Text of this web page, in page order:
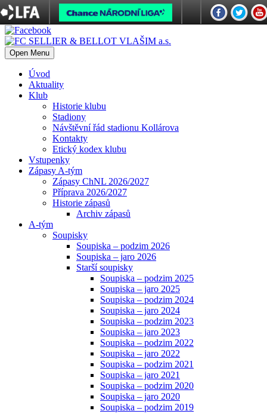
Open Menu
Úvod
Aktuality
Klub
Historie klubu
Stadiony
Návštěvní řád stadionu Kollárova
Kontakty
Etický kodex klubu
Vstupenky
Zápasy A-tým
Zápasy ChNL 2026/2027
Příprava 2026/2027
Historie zápasů
Archiv zápasů
A-tým
Soupisky
Soupiska – podzim 2026
Soupiska – jaro 2026
Starší soupisky
Soupiska – podzim 2025
Soupiska – jaro 2025
Soupiska – podzim 2024
Soupiska – jaro 2024
Soupiska – podzim 2023
Soupiska – jaro 2023
Soupiska – podzim 2022
Soupiska – jaro 2022
Soupiska – podzim 2021
Soupiska – jaro 2021
Soupiska – podzim 2020
Soupiska – jaro 2020
Soupiska – podzim 2019